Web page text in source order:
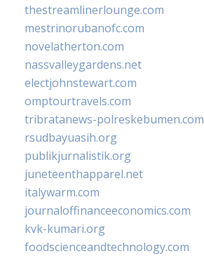
thestreamlinerlounge.com
mestrinorubanofc.com
novelatherton.com
nassvalleygardens.net
electjohnstewart.com
omptourtravels.com
tribratanews-polreskebumen.com
rsudbayuasih.org
publikjurnalistik.org
juneteenthapparel.net
italywarm.com
journaloffinanceeconomics.com
kvk-kumari.org
foodscienceandtechnology.com